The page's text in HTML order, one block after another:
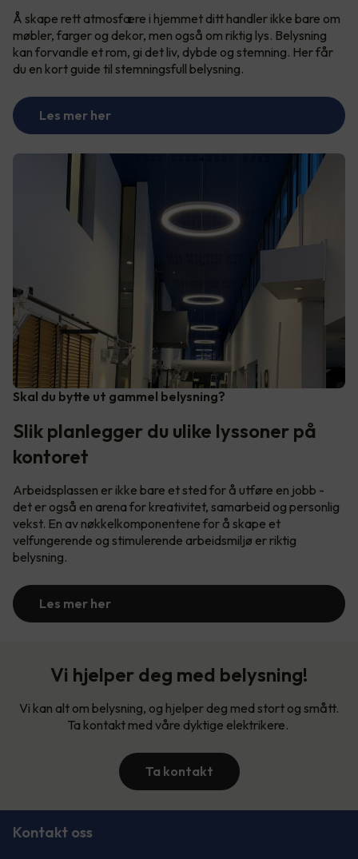
Å skape rett atmosfære i hjemmet ditt handler ikke bare om
møbler, farger og dekor, men også om riktig lys. Belysning
kan forvandle et rom, gi det liv, dybde og stemning. Her får
du en kort guide til stemningsfull belysning.
Les mer her
Skal du bytte ut gammel belysning?
Slik planlegger du ulike lyssoner på
kontoret
Arbeidsplassen er ikke bare et sted for å utføre en jobb -
det er også en arena for kreativitet, samarbeid og personlig
vekst. En av nøkkelkomponentene for å skape et
velfungerende og stimulerende arbeidsmiljø er riktig
belysning.
Les mer her
Vi hjelper deg med belysning!
Vi kan alt om belysning, og hjelper deg med stort og smått.
Ta kontakt med våre dyktige elektrikere.
Ta kontakt
Kontakt oss